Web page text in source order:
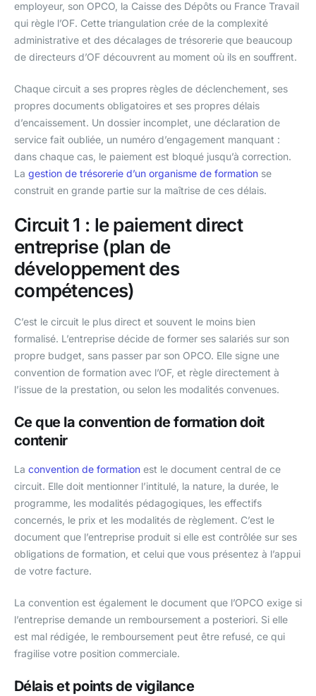
employeur, son OPCO, la Caisse des Dépôts ou France Travail
qui règle l’OF. Cette triangulation crée de la complexité
administrative et des décalages de trésorerie que beaucoup
de directeurs d’OF découvrent au moment où ils en souffrent.
Chaque circuit a ses propres règles de déclenchement, ses
propres documents obligatoires et ses propres délais
d’encaissement. Un dossier incomplet, une déclaration de
service fait oubliée, un numéro d’engagement manquant :
dans chaque cas, le paiement est bloqué jusqu’à correction.
La gestion de trésorerie d’un organisme de formation se
construit en grande partie sur la maîtrise de ces délais.
Circuit 1 : le paiement direct
entreprise (plan de
développement des
compétences)
C’est le circuit le plus direct et souvent le moins bien
formalisé. L’entreprise décide de former ses salariés sur son
propre budget, sans passer par son OPCO. Elle signe une
convention de formation avec l’OF, et règle directement à
l’issue de la prestation, ou selon les modalités convenues.
Ce que la convention de formation doit
contenir
La convention de formation est le document central de ce
circuit. Elle doit mentionner l’intitulé, la nature, la durée, le
programme, les modalités pédagogiques, les effectifs
concernés, le prix et les modalités de règlement. C’est le
document que l’entreprise produit si elle est contrôlée sur ses
obligations de formation, et celui que vous présentez à l’appui
de votre facture.
La convention est également le document que l’OPCO exige si
l’entreprise demande un remboursement a posteriori. Si elle
est mal rédigée, le remboursement peut être refusé, ce qui
fragilise votre position commerciale.
Délais et points de vigilance